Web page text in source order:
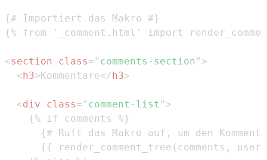
<section class= " comments-section " >
<h3>Kommentare</h3>
<div class= " comment-list " >